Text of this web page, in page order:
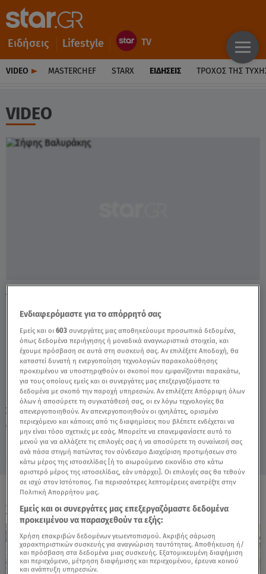
Ειδήσεις Lifestyle
VIDEO MASTERCHEF STARX ΕΙΔΉΣΕΙΣ ΤΡΟΧΌΣ ΤΗΣ
VIDEO
Σάββατο 8 Αυγούστου 2026
24.05.21, 18:35 ΕΛΛΑΔΑ
Υπόθεση Βαλυράκη: Η Συγκλονιστική
Περιγραφή Νέου Μάρτυρα - Video
ΟΛΑ ΤΑ ΒΙΝΤΕΟ
Ενδιαφερόμαστε για το απόρρητό σας
Εμείς και οι603 συνεργάτες μας αποθηκεύουμε προσωπικά δεδομένα,
όπως δεδομένα περιήγησης ή μοναδικά αναγνωριστικά στοιχεία, και
έχουμε πρόσβαση σε αυτά στη συσκευή σας. Αν επιλέξετε Αποδοχή, θα
καταστεί δυνατή η ενεργοποίηση τεχνολογιών παρακολούθησης
προκειμένου να υποστηριχθούν οι σκοποί που εμφανίζονται παρακάτω,
για τους οποίους εμείς και οι συνεργάτες μας επεξεργαζόμαστε τα
δεδομένα με σκοπό την παροχή υπηρεσιών. Αν επιλέξετε Απόρριψη όλων
όλων ή αποσύρετε τη συγκατάθεσή σας, οι εν λόγω τεχνολογίες θα
απενεργοποιηθούν. Αν απενεργοποιηθούν οι ιχνηλάτες, ορισμένο
περιεχόμενο και κάποιες από τις διαφημίσεις που βλέπετε ενδέχεται να
μην είναι τόσο σχετικές με εσάς. Μπορείτε να επανεμφανίσετε αυτό το
μενού για να αλλάξετε τις επιλογές σας ή να αποσύρετε τη συναίνεσή σας
ανά πάσα στιγμή πατώντας τον σύνδεσμο Διαχείριση προτιμήσεων στο
κάτω μέρος της ιστοσελίδας [ή το αιωρούμενο εικονίδιο στο κάτω
αριστερό μέρος της ιστοσελίδας, εάν υπάρχει]. Οι επιλογές σας θα τεθούν
σε ισχύ στον Ιστότοπος. Για περισσότερες λεπτομέρειες ανατρέξτε στην
Πολιτική Απορρήτου μας.
Εμείς και οι συνεργάτες μας επεξεργαζόμαστε δεδομένα
προκειμένου να παρασχεθούν τα εξής:
Χρήση επακριβών δεδομένων γεωεντοπισμού. Ακριβής σάρωση
χαρακτηριστικών συσκευής για αναγνώριση ταυτότητας. Αποθήκευση ή/
και πρόσβαση στα δεδομένα μιας συσκευής. Εξατομικευμένη διαφήμιση
και περιεχόμενο, μέτρηση διαφήμισης και περιεχομένου, έρευνα κοινού
και ανάπτυξη υπηρεσιών.